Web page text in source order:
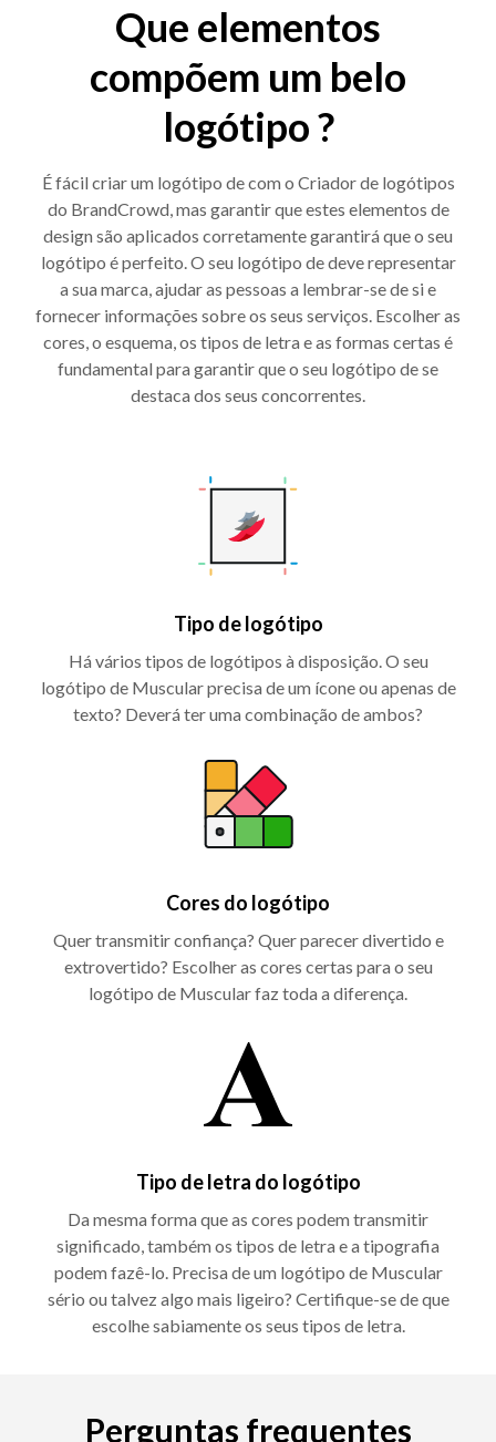
Que elementos
compõem um belo
logótipo ?
É fácil criar um logótipo de com o Criador de logótipos
do BrandCrowd, mas garantir que estes elementos de
design são aplicados corretamente garantirá que o seu
logótipo é perfeito. O seu logótipo de deve representar
a sua marca, ajudar as pessoas a lembrar-se de si e
fornecer informações sobre os seus serviços. Escolher as
cores, o esquema, os tipos de letra e as formas certas é
fundamental para garantir que o seu logótipo de se
destaca dos seus concorrentes.
Tipo de logótipo
Há vários tipos de logótipos à disposição. O seu
logótipo de Muscular precisa de um ícone ou apenas de
texto? Deverá ter uma combinação de ambos?
Cores do logótipo
Quer transmitir confiança? Quer parecer divertido e
extrovertido? Escolher as cores certas para o seu
logótipo de Muscular faz toda a diferença.
Tipo de letra do logótipo
Da mesma forma que as cores podem transmitir
significado, também os tipos de letra e a tipografia
podem fazê-lo. Precisa de um logótipo de Muscular
sério ou talvez algo mais ligeiro? Certifique-se de que
escolhe sabiamente os seus tipos de letra.
Perguntas frequentes